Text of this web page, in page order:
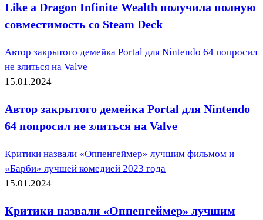
Like a Dragon Infinite Wealth получила полную
совместимость со Steam Deck
Автор закрытого демейка Portal для Nintendo 64 попросил
не злиться на Valve
15.01.2024
Автор закрытого демейка Portal для Nintendo
64 попросил не злиться на Valve
Критики назвали «Оппенгеймер» лучшим фильмом и
«Барби» лучшей комедией 2023 года
15.01.2024
Критики назвали «Оппенгеймер» лучшим